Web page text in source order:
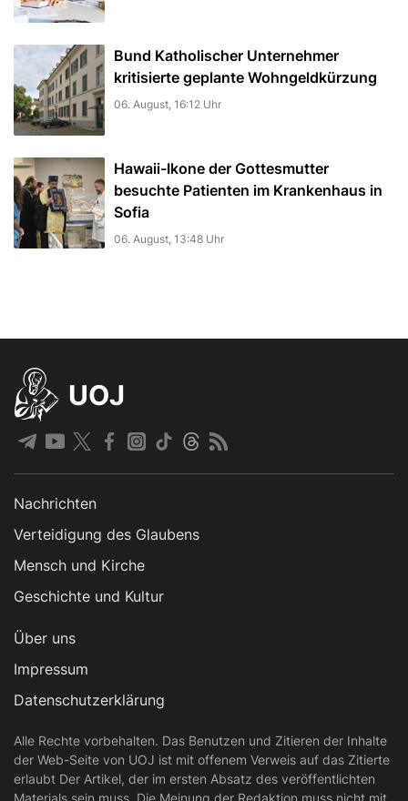
Bund Katholischer Unternehmer
kritisierte geplante Wohngeldkürzung
06. August, 16:12 Uhr
Hawaii-Ikone der Gottesmutter
besuchte Patienten im Krankenhaus in
Sofia
06. August, 13:48 Uhr
UOJ
Nachrichten
Verteidigung des Glaubens
Mensch und Kirche
Geschichte und Kultur
Über uns
Impressum
Datenschutzerklärung
Alle Rechte vorbehalten. Das Benutzen und Zitieren der Inhalte
der Web-Seite von UOJ ist mit offenem Verweis auf das Zitierte
erlaubt Der Artikel, der im ersten Absatz des veröffentlichten